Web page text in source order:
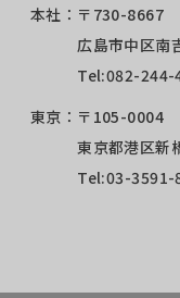
本社： 〒730-8667
広島市中区南
Tel:082-244-
東京： 〒105-0004
東京都港区新
Tel:03-3591-